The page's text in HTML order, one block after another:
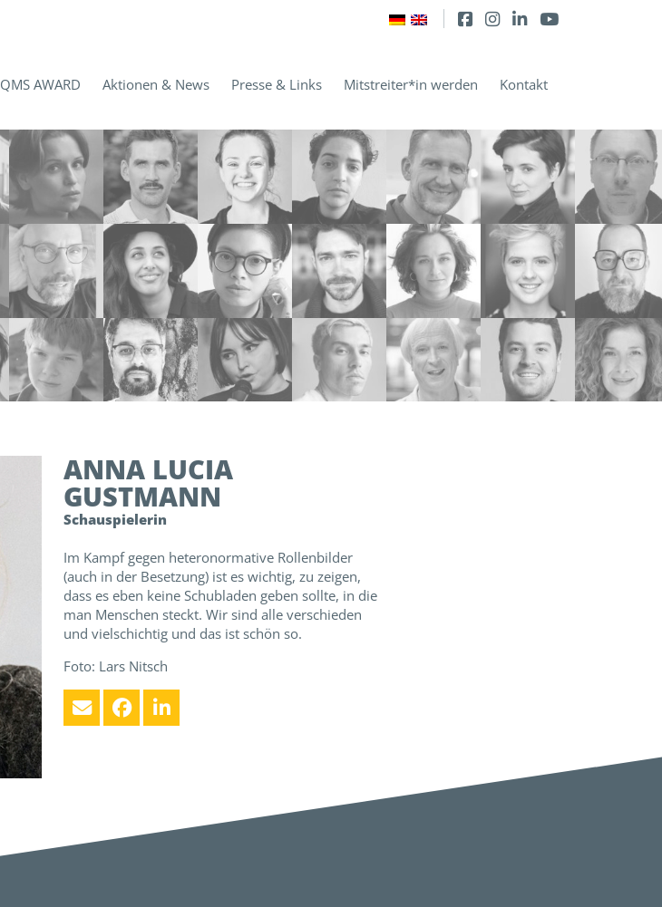
QMS AWARD Aktionen & News Presse & Links Mitstreiter*in werden Kontakt
ANNA LUCIA
GUSTMANN
Schauspielerin
Im Kampf gegen heteronormative Rollenbilder
(auch in der Besetzung) ist es wichtig, zu zeigen,
dass es eben keine Schubladen geben sollte, in die
man Menschen steckt. Wir sind alle verschieden
und vielschichtig und das ist schön so.
Foto: Lars Nitsch